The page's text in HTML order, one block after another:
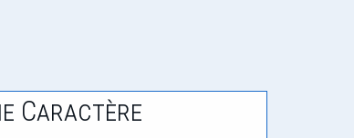
Caractère